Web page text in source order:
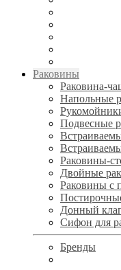
Раковины
Раковина-
Напольные
Подвесные
Раковины-
Двойные
Раковины с
Донный
Сифон для
Бренды